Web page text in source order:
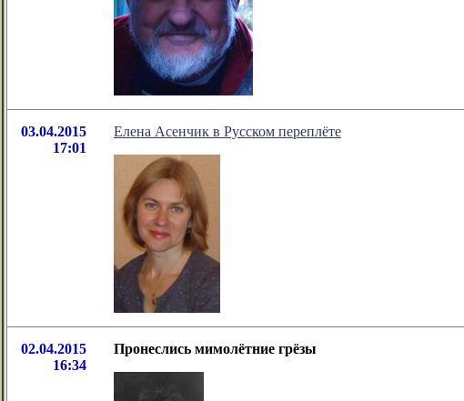
03.04.2015
17:01
Елена Асенчик в Русском переплёте
02.04.2015
16:34
Пронеслись мимолётние грёзы